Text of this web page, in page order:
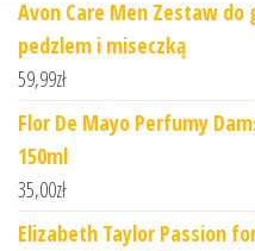
Avon Care Men Zestaw
pedzlem i miseczką
59,99zł
Flor De Mayo Perfumy
150ml
35,00zł
Elizabeth Taylor Passion